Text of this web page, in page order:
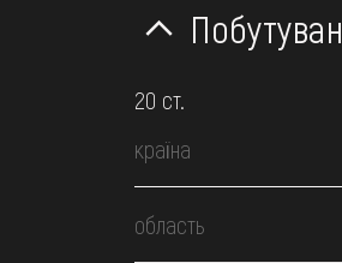
20 ст.
країна
область